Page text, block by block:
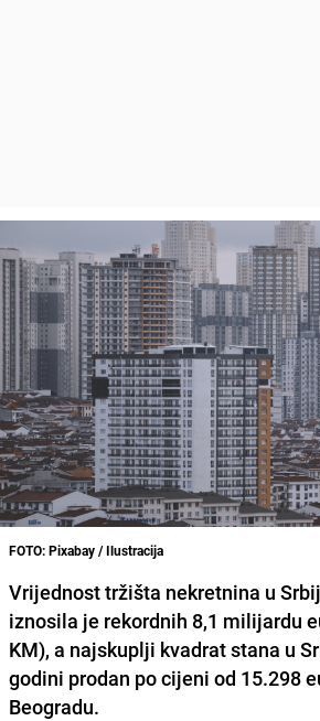
FOTO: Pixabay / Ilustracija
Vrijednost tržišta nekretnina u
iznosila je rekordnih 8,1 milijardu
KM), a najskuplji kvadrat stana u
godini prodan po cijeni od 15.298
Beogradu.